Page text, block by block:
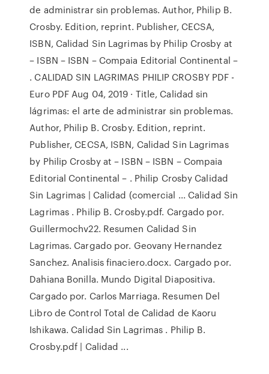
de administrar sin problemas. Author, Philip B.
Crosby. Edition, reprint. Publisher, CECSA,
ISBN, Calidad Sin Lagrimas by Philip Crosby at
– ISBN – ISBN – Compaia Editorial Continental –
. CALIDAD SIN LAGRIMAS PHILIP CROSBY PDF -
Euro PDF Aug 04, 2019 · Title, Calidad sin
lágrimas: el arte de administrar sin problemas.
Author, Philip B. Crosby. Edition, reprint.
Publisher, CECSA, ISBN, Calidad Sin Lagrimas
by Philip Crosby at – ISBN – ISBN – Compaia
Editorial Continental – . Philip Crosby Calidad
Sin Lagrimas | Calidad (comercial ... Calidad Sin
Lagrimas . Philip B. Crosby.pdf. Cargado por.
Guillermochv22. Resumen Calidad Sin
Lagrimas. Cargado por. Geovany Hernandez
Sanchez. Analisis finaciero.docx. Cargado por.
Dahiana Bonilla. Mundo Digital Diapositiva.
Cargado por. Carlos Marriaga. Resumen Del
Libro de Control Total de Calidad de Kaoru
Ishikawa. Calidad Sin Lagrimas . Philip B.
Crosby.pdf | Calidad ...